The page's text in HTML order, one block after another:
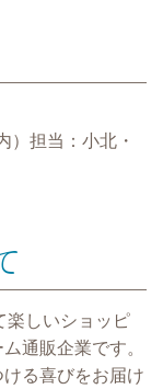
）担当：小北・
楽しいショッピ
通販企業です。
ける喜びをお届け